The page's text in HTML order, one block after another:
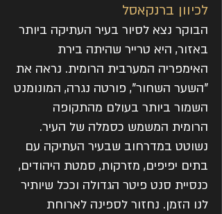
לכיוון ברנקאסל
הבוקר נצא לסיור בעיר העתיקה ביותר
באזור, היא טרייר שהיתה בירת
האימפריה המערבית הרומית. נראה את
"השער השחור", פורטה נגרה, המונומנט
השמור ביותר בעולם מהתקופה
הרומית המשמש כסמלה של העיר.
נשוטט במדרחוב שבעיר העתיקה עם
בתים יפיפים, מזרקות, סמטת היהודים,
כנסיית סנט פיטר הגדולה וככל שיותיר
לנו הזמן. נחזור לספינה לארוחת